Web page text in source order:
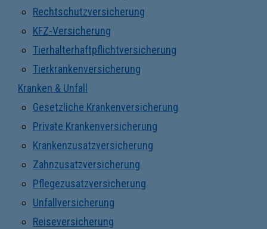
Rechtschutzversicherung
KFZ-Versicherung
Tierhalterhaftpflichtversicherung
Tierkrankenversicherung
Kranken & Unfall
Gesetzliche Krankenversicherung
Private Krankenversicherung
Krankenzusatzversicherung
Zahnzusatzversicherung
Pflegezusatzversicherung
Unfallversicherung
Reiseversicherung